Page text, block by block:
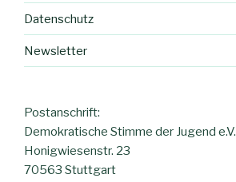
Datenschutz
Newsletter
Postanschrift:
Demokratische Stimme der Jugend e.V.
Honigwiesenstr. 23
70563 Stuttgart